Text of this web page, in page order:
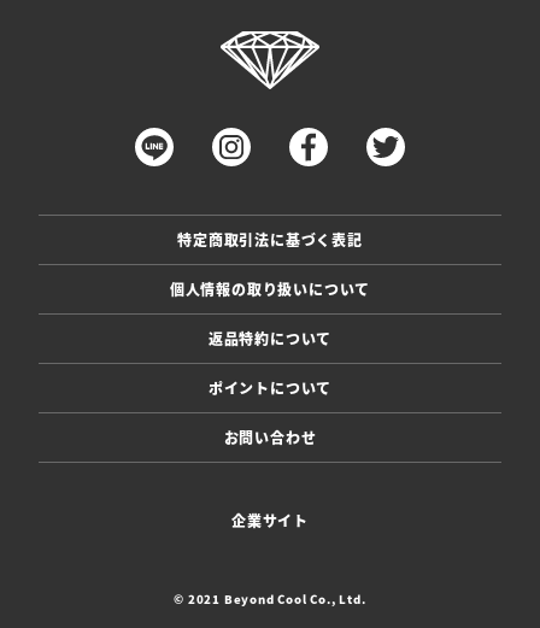
特定商取引法に基づく表記
個人情報の取り扱いについて
返品特約について
ポイントについて
お問い合わせ
企業サイト
© 2021 Beyond Cool Co., Ltd.